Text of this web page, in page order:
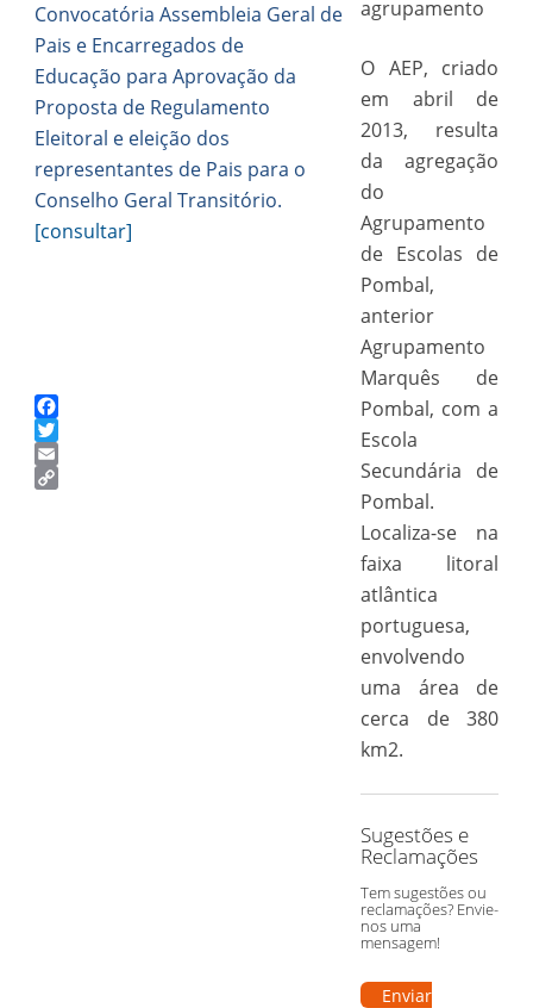
Convocatória Assembleia Geral de
Pais e Encarregados de
Educação para Aprovação da
Proposta de Regulamento
Eleitoral e eleição dos
representantes de Pais para o
Conselho Geral Transitório.
[consultar]
Facebook
Twitter
Email
O AEP, criado
em abril de
2013, resulta
da agregação
do
Agrupamento
de Escolas de
Pombal,
anterior
Agrupamento
Marquês de
Pombal, com a
Escola
Secundária de
Pombal.
Localiza-se na
faixa litoral
atlântica
portuguesa,
envolvendo
uma área de
cerca de 380
km2.
Sugestões e
Reclamações
Tem sugestões ou
reclamações? Envie-
nos uma
mensagem!
Enviar